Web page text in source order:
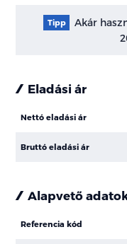
Tipp
Akár
Eladási ár
Nettó eladási ár
Bruttó eladási ár
Alapvető
Referencia kód